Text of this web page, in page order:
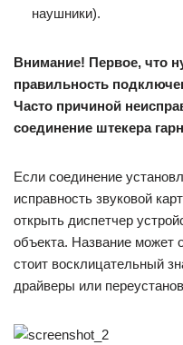
наушники).
Внимание! Первое, что
правильность
Часто причиной
соединение штекера
Если соединение
исправность звуковой
открыть диспетчер
объекта. Название может
стоит восклицательный
драйверы или